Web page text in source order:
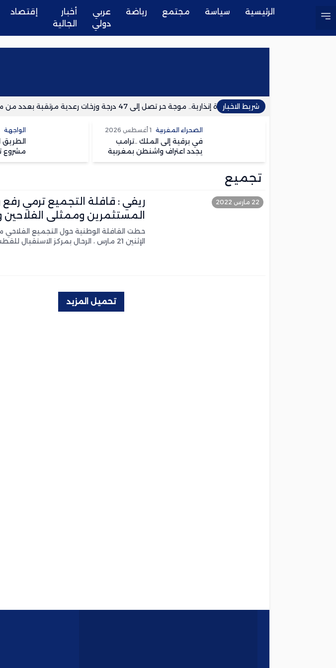
الرئيسية سياسة مجتمع رياضة
عربي
دولي
أخبار
الجالية
إقتصاد
شريط الاخبارنشرة إنذارية.. موجة حر تصل إلى 47 درجة وزخات رعدية مرتقبة بعدد من مناطق المملكة
الصحراء المغربية 1 أغسطس 2026
في برقية إلى الملك ..ترامب
يجدد اعتراف واشنطن بمغربية
الصحراء
الواجهة
الطريق
مشروع
وسعار
تجميع
22 مارس 2022
ريفي : قافلة التجميع ترمي
المستثمرين وممثلي
التجميع الفلاحي
حطت القافلة الوطنية حول التجميع الفلاحي
الإثنين 21 مارس ، الرحال بمركز الاستقبال للقطب الفلاحي لبني
تحميل المزيد